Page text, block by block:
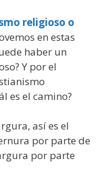
religioso o
en estas
haber un
Y por el
es el camino?
así es el
por parte de
por parte